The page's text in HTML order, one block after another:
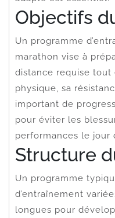
Objectifs
Un programme
marathon vise à
distance requise tout
physique, sa
important de
pour éviter les
performances le jour
Structure
Un programme
d’entraînement
longues pour